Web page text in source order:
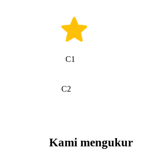
C1
C2
Kami mengukur